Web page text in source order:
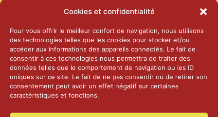
Cookies et confidentialité
Pour vous offrir le meilleur confort de navigation, nous utilisons
des technologies telles que les cookies pour stocker et/ou
accéder aux informations des appareils connectés. Le fait de
consentir à ces technologies nous permettra de traiter des
données telles que le comportement de navigation ou les ID
uniques sur ce site. Le fait de ne pas consentir ou de retirer son
consentement peut avoir un effet négatif sur certaines
caractéristiques et fonctions.
2026 – Laiterie d’Orsières et Abbaye de St-
25 juin 2026
2025 – Palais Fédéral – Berne
25 juin 2026
14 janvier 2025